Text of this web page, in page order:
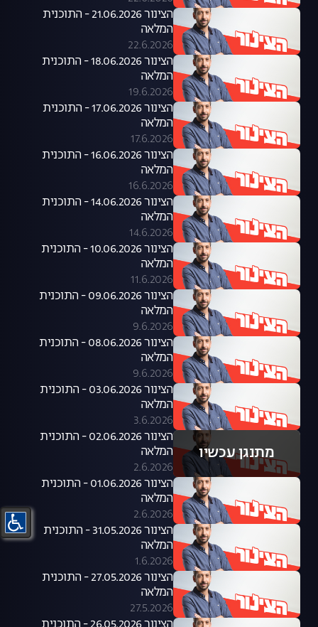
הצינור 21.06.2026 - התוכנית
המלאה
22.6.2026
הצינור 18.06.2026 - התוכנית
המלאה
19.6.2026
הצינור 17.06.2026 - התוכנית
המלאה
17.6.2026
הצינור 16.06.2026 - התוכנית
המלאה
16.6.2026
הצינור 14.06.2026 - התוכנית
המלאה
14.6.2026
הצינור 10.06.2026 - התוכנית
המלאה
11.6.2026
הצינור 09.06.2026 - התוכנית
המלאה
9.6.2026
הצינור 08.06.2026 - התוכנית
המלאה
9.6.2026
הצינור 03.06.2026 - התוכנית
המלאה
3.6.2026
מתנגן עכשיו
הצינור 02.06.2026 - התוכנית
המלאה
2.6.2026
הצינור 01.06.2026 - התוכנית
המלאה
2.6.2026
הצינור 31.05.2026 - התוכנית
המלאה
1.6.2026
הצינור 27.05.2026 - התוכנית
המלאה
27.5.2026